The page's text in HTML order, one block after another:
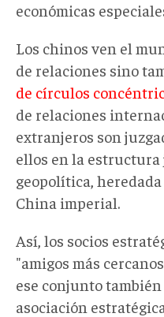
económicas
Los chinos ven el
de relaciones sino
de círculos
de relaciones
extranjeros son
ellos en la
geopolítica,
China imperial.
Así, los socios
"amigos más
ese conjunto
asociación